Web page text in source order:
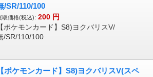
/SR/110/100
取価格(税込): 200 円
【ポケモンカード】S8)ヨクバリスV/
/SR/110/100
【ポケモンカード】S8)ヨクバリスV(スペ